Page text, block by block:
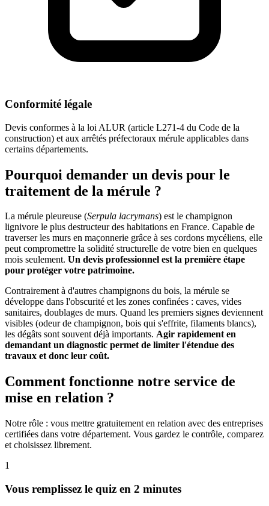
Conformité légale
Devis conformes à la loi ALUR (article L271-4 du Code de la
construction) et aux arrêtés préfectoraux mérule applicables dans
certains départements.
Pourquoi demander un devis pour le
traitement de la mérule ?
La mérule pleureuse (Serpula lacrymans) est le champignon
lignivore le plus destructeur des habitations en France. Capable de
traverser les murs en maçonnerie grâce à ses cordons mycéliens, elle
peut compromettre la solidité structurelle de votre bien en quelques
mois seulement. Un devis professionnel est la première étape
pour protéger votre patrimoine.
Contrairement à d'autres champignons du bois, la mérule se
développe dans l'obscurité et les zones confinées : caves, vides
sanitaires, doublages de murs. Quand les premiers signes deviennent
visibles (odeur de champignon, bois qui s'effrite, filaments blancs),
les dégâts sont souvent déjà importants. Agir rapidement en
demandant un diagnostic permet de limiter l'étendue des
travaux et donc leur coût.
Comment fonctionne notre service de
mise en relation ?
Notre rôle : vous mettre gratuitement en relation avec des entreprises
certifiées dans votre département. Vous gardez le contrôle, comparez
et choisissez librement.
1
Vous remplissez le quiz en 2 minutes